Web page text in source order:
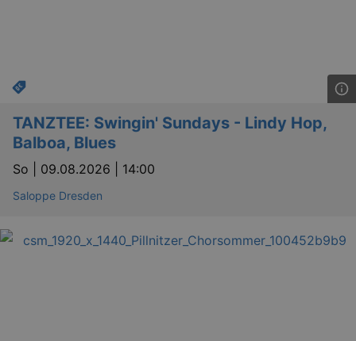
TANZTEE: Swingin' Sundays - Lindy Hop,
Balboa, Blues
So | 09.08.2026 | 14:00
Saloppe Dresden